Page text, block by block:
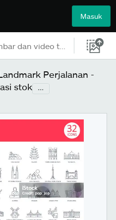
Masuk
Perjalanan -
stok ...